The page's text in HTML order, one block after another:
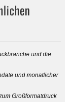
und die
und monatlicher
Großformatdruck